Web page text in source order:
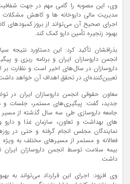
وی، این مصوبه را گامی مهم در جهت
مدیریت مالی داروخانه ها و کاهش مشکلات
اجرای صحیح آن می‌تواند از بروز کمبودهای
بهبود زنجیره تأمین دارو کمک کند.
بذرافشان تأکید کرد: این دستاورد نتیجه
انجمن داروسازان ایران و برنامه ریزی و
داروسازان در سال‌های اخیر است و نظارت بر
تعیین‌کننده‌ای در تحقق اهداف آن خواهد
معاون حقوقی انجمن داروسازان ایران در
جدید، گفت: پیگیری‌های مستمر، جلسات و
جامعه داروسازی طی سه سال گذشته از مسیر
های بهداشت و تعاون، سازمان غذا و
فعالانه و مستمر از مسیرهای مختلف به
بیمه سلامت توسط انجمن داروسازان
داشت.
وی افزود: اجرای این قرارداد می‌تواند به